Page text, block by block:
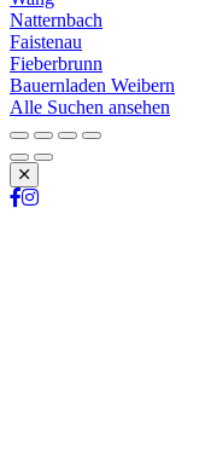
Natternbach
Faistenau
Fieberbrunn
Bauernladen Weibern
Alle Suchen ansehen
Schließen